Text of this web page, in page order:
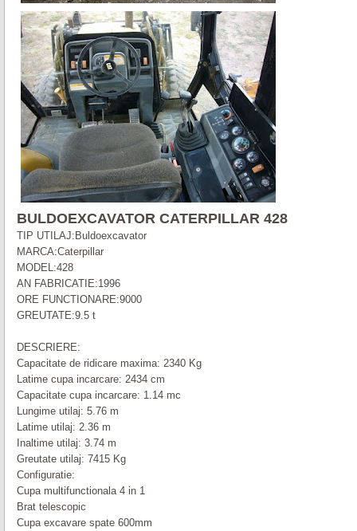
BULDOEXCAVATOR CATERPILLAR 428
TIP UTILAJ:Buldoexcavator
MARCA:Caterpillar
MODEL:428
AN FABRICATIE:1996
ORE FUNCTIONARE:9000
GREUTATE:9.5 t
DESCRIERE:
Capacitate de ridicare maxima: 2340 Kg
Latime cupa incarcare: 2434 cm
Capacitate cupa incarcare: 1.14 mc
Lungime utilaj: 5.76 m
Latime utilaj: 2.36 m
Inaltime utilaj: 3.74 m
Greutate utilaj: 7415 Kg
Configuratie:
Cupa multifunctionala 4 in 1
Brat telescopic
Cupa excavare spate 600mm